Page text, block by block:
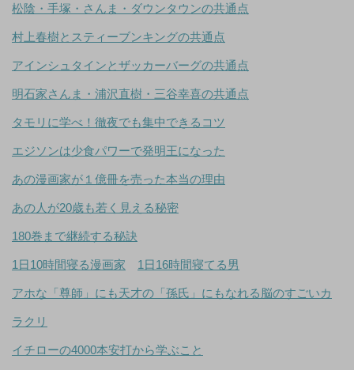
松陰・手塚・さんま・ダウンタウンの共通点
村上春樹とスティーブンキングの共通点
アインシュタインとザッカーバーグの共通点
明石家さんま・浦沢直樹・三谷幸喜の共通点
タモリに学べ！徹夜でも集中できるコツ
エジソンは少食パワーで発明王になった
あの漫画家が１億冊を売った本当の理由
あの人が20歳も若く見える秘密
180巻まで継続する秘訣
1日10時間寝る漫画家 1日16時間寝てる男
アホな「尊師」にも天才の「孫氏」にもなれる脳のすごいカ
ラクリ
イチローの4000本安打から学ぶこと